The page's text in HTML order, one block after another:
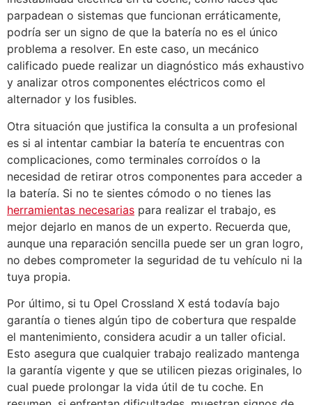
parpadean o sistemas que funcionan erráticamente,
podría ser un signo de que la batería no es el único
problema a resolver. En este caso, un mecánico
calificado puede realizar un diagnóstico más exhaustivo
y analizar otros componentes eléctricos como el
alternador y los fusibles.
Otra situación que justifica la consulta a un profesional
es si al intentar cambiar la batería te encuentras con
complicaciones, como terminales corroídos o la
necesidad de retirar otros componentes para acceder a
la batería. Si no te sientes cómodo o no tienes las
herramientas necesarias para realizar el trabajo, es
mejor dejarlo en manos de un experto. Recuerda que,
aunque una reparación sencilla puede ser un gran logro,
no debes comprometer la seguridad de tu vehículo ni la
tuya propia.
Por último, si tu Opel Crossland X está todavía bajo
garantía o tienes algún tipo de cobertura que respalde
el mantenimiento, considera acudir a un taller oficial.
Esto asegura que cualquier trabajo realizado mantenga
la garantía vigente y que se utilicen piezas originales, lo
cual puede prolongar la vida útil de tu coche. En